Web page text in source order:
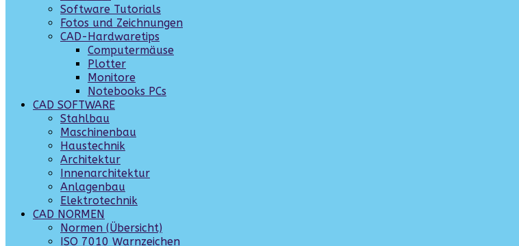
Software Tutorials
Fotos und Zeichnungen
CAD-Hardwaretips
Computermäuse
Plotter
Monitore
Notebooks PCs
CAD SOFTWARE
Stahlbau
Maschinenbau
Haustechnik
Architektur
Innenarchitektur
Anlagenbau
Elektrotechnik
CAD NORMEN
Normen (Übersicht)
ISO 7010 Warnzeichen